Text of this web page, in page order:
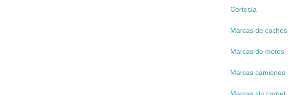
Cortesía
Marcas de coches
Marcas de motos
Marcas camiones